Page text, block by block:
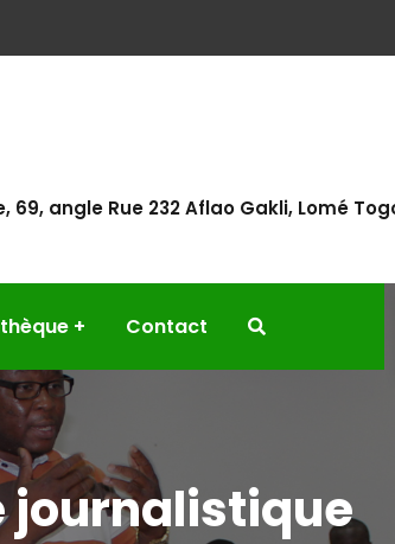
69, angle Rue 232 Aflao Gakli, Lomé
Contact
journalistique